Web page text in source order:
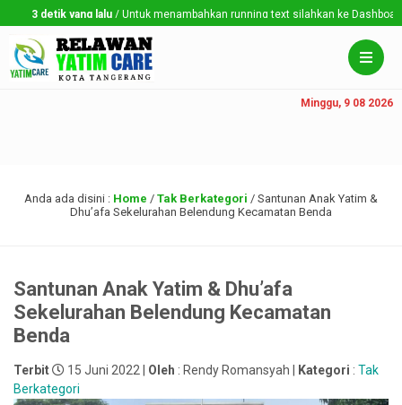
3 detik yang lalu/ Untuk menambahkan running text silahkan ke Dashboard >
Minggu, 9 08 2026
Anda ada disini : Home / Tak Berkategori / Santunan Anak Yatim &
Dhu’afa Sekelurahan Belendung Kecamatan Benda
Santunan Anak Yatim & Dhu’afa
Sekelurahan Belendung Kecamatan
Benda
Terbit 15 Juni 2022 | Oleh : Rendy Romansyah | Kategori : Tak
Berkategori